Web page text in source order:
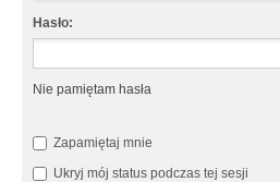
Hasło:
Nie pamiętam hasła
Zapamiętaj mnie
Ukryj mój status podczas tej sesji